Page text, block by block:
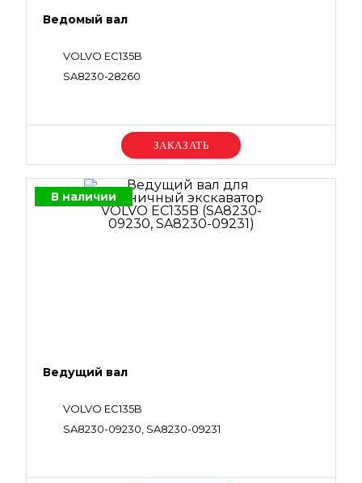
Ведомый вал
VOLVO EC135B
SA8230-28260
Уточняйте цену
В наличии
Ведущий вал
VOLVO EC135B
SA8230-09230, SA8230-09231